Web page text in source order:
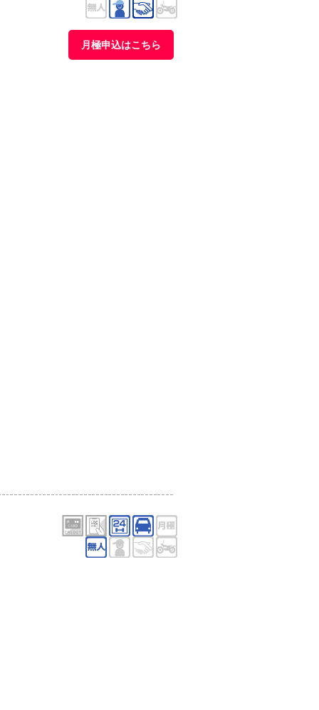
月極申込はこちら